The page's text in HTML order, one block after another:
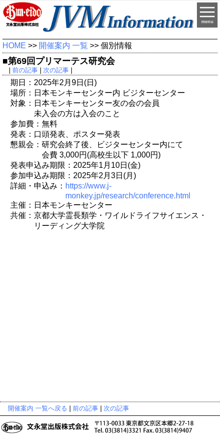
menu
HOME >> 開催案内 一覧 >> 個別情報
■第69回プリマーテス研究会
| 前の記事| 次の記事|
期日：2025年2月9日(日)
場所：日本モンキーセンター内 ビジターセンター
対象：日本モンキーセンター友の会の会員
未入会の方は入会のこと
参加費：無料
発表：口頭発表、ポスター発表
懇親会：研究会終了後、ビジターセンター内にて
会費 3,000円(高校生以下 1,000円)
発表申込み期限：2025年1月10日(金)
参加申込み期限：2025年2月3日(月)
詳細・申込み： https://www.j-
monkey.jp/research/conference.html
主催：日本モンキーセンター
共催：京都大学霊長類学・ワイルドライフサイエンス・
リーディング大学院
開催案内 一覧へ戻る 前の記事 次の記事